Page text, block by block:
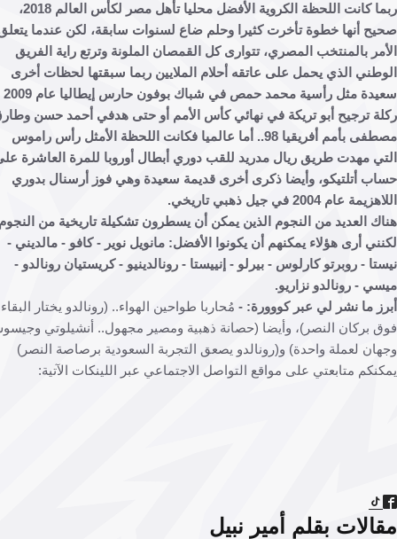
ربما كانت اللحظة الكروية الأفضل محليا تأهل مصر لكأس العالم 2018،
أنها خطوة تأخرت كثيرا وحلم ضاع لسنوات سابقة، لكن عندما يتعلق
بالمنتخب المصري، تتوارى كل القمصان الملونة وترتع راية الفريق
الذي يحمل على عاتقه أحلام الملايين ربما سبقتها لحظات أخرى
سعيدة مثل رأسية محمد حمص في شباك بوفون حارس إيطاليا عام 2009 أو
ترجيح أبو تريكة في نهائي كأس الأمم أو حتى هدفي أحمد حسن وطارق
مصطفى بأمم أفريقيا 98.. أما عالميا فكانت اللحظة الأمثل رأس راموس
مهدت طريق ريال مدريد للقب دوري أبطال أوروبا للمرة العاشرة على
أتلتيكو، وأيضا ذكرى أخرى قديمة سعيدة وهي فوز أرسنال بدوري
عام 2004 في جيل ذهبي تاريخي.
العديد من النجوم الذين يمكن أن يسطرون تشكيلة تاريخية من النجوم
أرى هؤلاء يمكنهم أن يكونوا الأفضل: مانويل نوير - كافو - مالديني -
- روبرتو كارلوس - بيرلو - إنييستا - رونالدينيو - كريستيان رونالدو -
- رونالدو نزاريو.
ما نشر لي عبر كووورة: -مُحاربا طواحين الهواء.. (رونالدو يختار البقاء
بركان النصر)، وأيضا (حصانة ذهبية ومصير مجهول.. أنشيلوتي وجيسوس
لعملة واحدة) و(رونالدو يصعق التجربة السعودية برصاصة النصر)
متابعتي على مواقع التواصل الاجتماعي عبر اللينكات الآتية:
بقلم أمير نبيل